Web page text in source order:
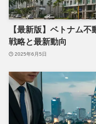
【最新版】ベトナム不
戦略と最新動向
2025年6月5日